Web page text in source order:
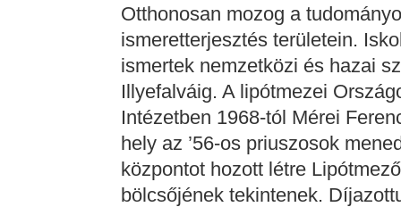
Otthonosan mozog a
ismeretterjesztés területein.
ismertek nemzetközi és hazai
Illyefalváig. A lipótmezei
Intézetben 1968-tól Mérei
hely az ’56-os priuszosok
központot hozott létre
bölcsőjének tekintenek.